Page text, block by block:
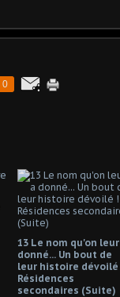
0
13 Le nom qu'on leur
donné... Un bout de
leur histoire dévoilé
Résidences
secondaires (Suite)